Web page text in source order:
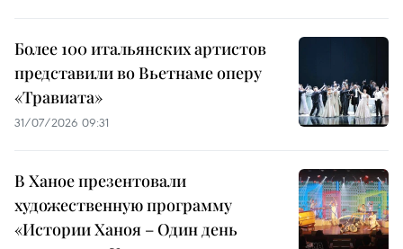
Более 100 итальянских артистов
представили во Вьетнаме оперу
«Травиата»
31/07/2026 09:31
В Ханое презентовали
художественную программу
«Истории Ханоя – Один день